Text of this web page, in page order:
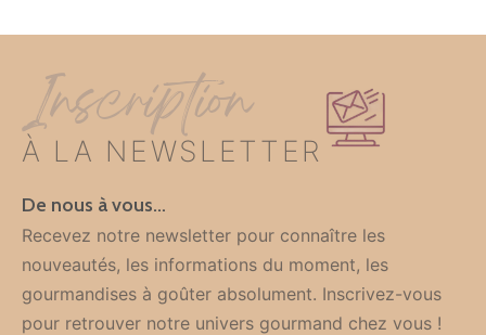
Inscription
À LA NEWSLETTER
De nous à vous…
Recevez notre newsletter pour connaître les
nouveautés, les informations du moment, les
gourmandises à goûter absolument. Inscrivez-vous
pour retrouver notre univers gourmand chez vous !